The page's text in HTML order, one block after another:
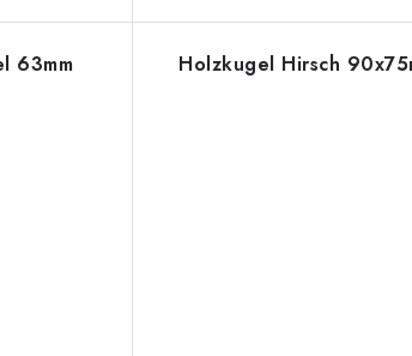
63mm Holzkugel Hirsch